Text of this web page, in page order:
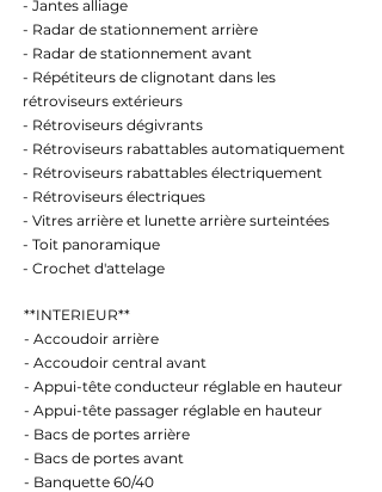
- Jantes alliage
- Radar de stationnement arrière
- Radar de stationnement avant
- Répétiteurs de clignotant dans les
rétroviseurs extérieurs
- Rétroviseurs dégivrants
- Rétroviseurs rabattables automatiquement
- Rétroviseurs rabattables électriquement
- Rétroviseurs électriques
- Vitres arrière et lunette arrière surteintées
- Toit panoramique
- Crochet d'attelage
**INTERIEUR**
- Accoudoir arrière
- Accoudoir central avant
- Appui-tête conducteur réglable en hauteur
- Appui-tête passager réglable en hauteur
- Bacs de portes arrière
- Bacs de portes avant
- Banquette 60/40